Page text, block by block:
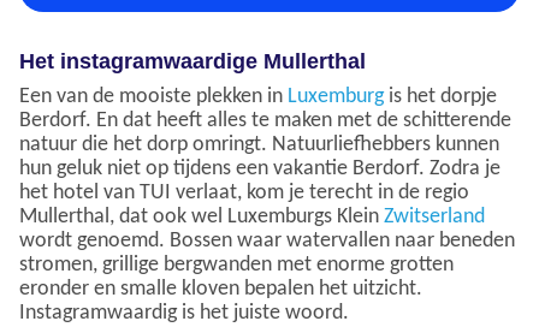
Het instagramwaardige Mullerthal
Een van de mooiste plekken in Luxemburgis het dorpje
Berdorf. En dat heeft alles te maken met de schitterende
natuur die het dorp omringt. Natuurliefhebbers kunnen
hun geluk niet op tijdens een vakantie Berdorf. Zodra je
het hotel van TUI verlaat, kom je terecht in de regio
Mullerthal, dat ook wel Luxemburgs Klein Zwitserland
wordt genoemd. Bossen waar watervallen naar beneden
stromen, grillige bergwanden met enorme grotten
eronder en smalle kloven bepalen het uitzicht.
Instagramwaardig is het juiste woord.